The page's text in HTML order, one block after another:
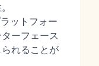
ットフォー
ーフェース
れることが